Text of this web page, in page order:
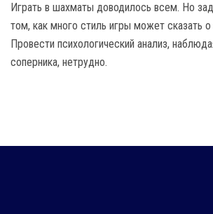
Играть в шахматы доводилось всем. Но
том, как много стиль игры может сказать
Провести психологический анализ,
соперника, нетрудно.